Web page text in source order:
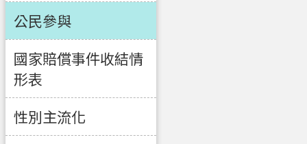
公民參與
國家賠償事件收結情
形表
性別主流化